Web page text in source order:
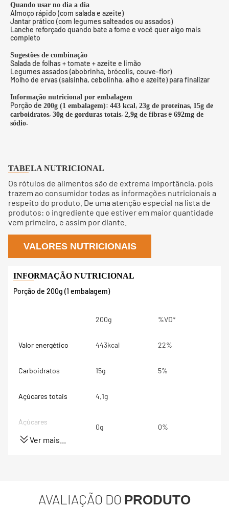
Quando usar no dia a dia
Almoço rápido (com salada e azeite)
Jantar prático (com legumes salteados ou assados)
Lanche reforçado quando bate a fome e você quer algo mais
completo
Sugestões de combinação
Salada de folhas + tomate + azeite e limão
Legumes assados (abobrinha, brócolis, couve-flor)
Molho de ervas (salsinha, cebolinha, alho e azeite) para finalizar
Informação nutricional por embalagem
Porção de 200g (1 embalagem): 443 kcal, 23g de proteínas, 15g de
carboidratos, 30g de gorduras totais, 2,9g de fibras e 692mg de
sódio.
TABELA NUTRICIONAL
Os rótulos de alimentos são de extrema importância, pois
trazem ao consumidor todas as informações nutricionais a
respeito do produto. De uma atenção especial na lista de
produtos: o ingrediente que estiver em maior quantidade
vem primeiro, e assim por diante.
VALORES NUTRICIONAIS
Porção de 200g (1 embalagem)
200g %VD*
Valor energético 443kcal 22%
Carboidratos 15g 5%
Açúcares totais 4,1g
Açúcares
0g 0%
Ver mais...
AVALIAÇÃO DO PRODUTO